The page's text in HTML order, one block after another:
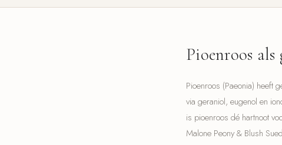
Pioenroos
Pioenroos (Paeonia) heeft
via geraniol, eugenol en
is pioenroos dé hartnoot
Malone Peony & Blush